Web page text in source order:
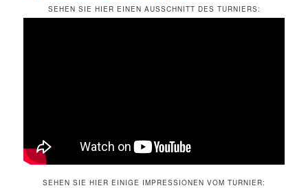
SEHEN SIE HIER EINEN AUSSCHNITT DES TURNIERS:
SEHEN SIE HIER EINIGE IMPRESSIONEN VOM TURNIER: